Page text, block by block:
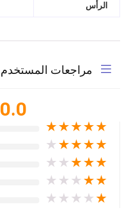
الرأس
مراجعات المستخدم
0.0
★
★
★
★
★
★
★
★
★
★
★
★
★
★
★
★
★
★
★
★
★
★
★
★
★